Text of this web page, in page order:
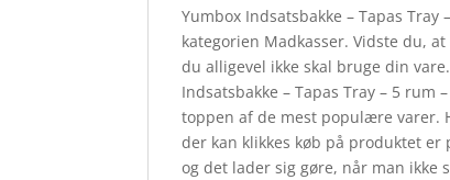
Yumbox Indsatsbakke – Tapas
kategorien Madkasser. Vidste du,
du alligevel ikke skal bruge din
Indsatsbakke – Tapas Tray – 5
toppen af de mest populære varer.
der kan klikkes køb på produktet
og det lader sig gøre, når man ikke